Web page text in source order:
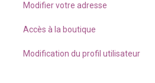
Modifier votre adresse
Accès à la boutique
Modification du profil utilisateur